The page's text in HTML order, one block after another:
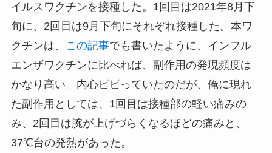
イルスワクチンを接種した。1回目は2021年8月下
旬に、2回目は9月下旬にそれぞれ接種した。本ワ
クチンは、
この記事でも書いたように、インフル
エンザワクチンに比べれば、副作用の発現頻度は
かなり高い。内心ビビっていたのだが、俺に現れ
た副作用としては、1回目は接種部の軽い痛みの
み、2回目は腕が上げづらくなるほどの痛みと、
37℃台の発熱があった。